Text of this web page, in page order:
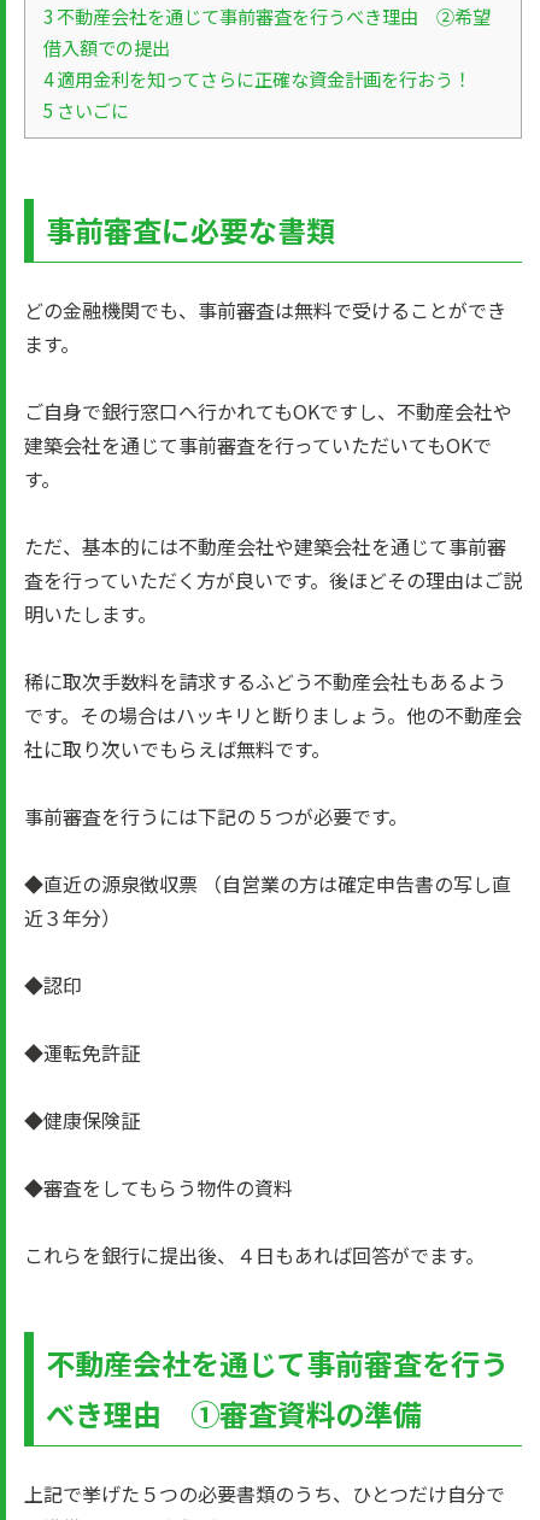
3 不動産会社を通じて事前審査を行うべき理由 ②希望
借入額での提出
4適用金利を知ってさらに正確な資金計画を行おう！
5 さいごに
事前審査に必要な書類
どの金融機関でも、事前審査は無料で受けることができ
ます。
ご自身で銀行窓口へ行かれてもOKですし、不動産会社や
建築会社を通じて事前審査を行っていただいてもOKで
す。
ただ、基本的には不動産会社や建築会社を通じて事前審
査を行っていただく方が良いです。後ほどその理由はご説
明いたします。
稀に取次手数料を請求するふどう不動産会社もあるよう
です。その場合はハッキリと断りましょう。他の不動産会
社に取り次いでもらえば無料です。
事前審査を行うには下記の５つが必要です。
◆直近の源泉徴収票 （自営業の方は確定申告書の写し直
近３年分）
◆認印
◆運転免許証
◆健康保険証
◆審査をしてもらう物件の資料
これらを銀行に提出後、４日もあれば回答がでます。
不動産会社を通じて事前審査を行う
べき理由 ①審査資料の準備
上記で挙げた５つの必要書類のうち、ひとつだけ自分で